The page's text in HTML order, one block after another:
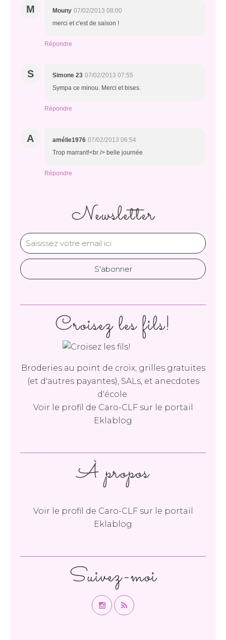
M Mouny 07/02/2013 08:00
merci et c'est de saison !
Répondre
S Simone 23 07/02/2013 07:55
Sympa ce minou. Merci et bises.
Répondre
A amélie1976 07/02/2013 06:54
Trop marrant!<br /> belle journée
Répondre
Newsletter
Croisez les fils!
Broderies au point de croix, grilles gratuites
(et d'autres payantes), SALs, et anecdotes
d'école.
Voir le profil de Caro-CLFsur le portail
Eklablog
Suivez-moi
À propos
Voir le profil de Caro-CLFsur le portail
Eklablog